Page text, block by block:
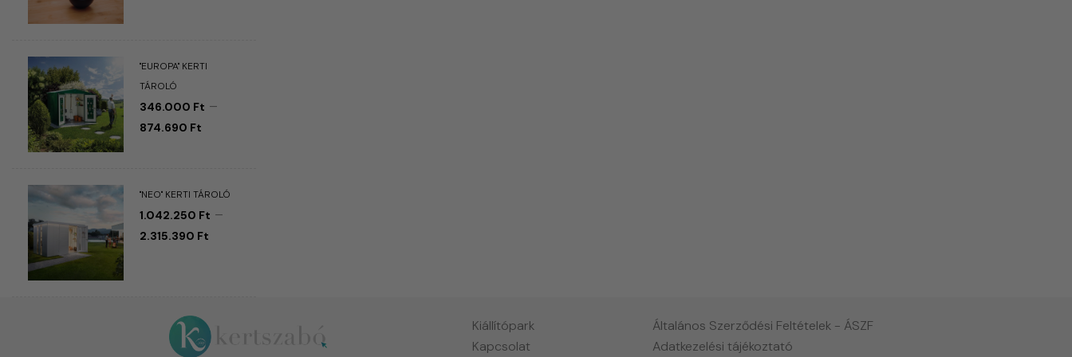
"EUROPA" KERTI
TÁROLÓ
346.000 Ft –
874.690 Ft
"NEO" KERTI TÁROLÓ
1.042.250 Ft –
2.315.390 Ft
Kiállítópark
Kapcsolat
Általános Szerződési Feltételek - ÁSZF
Adatkezelési tájékoztató